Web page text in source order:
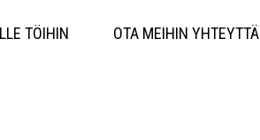
TÖIHIN OTA MEIHIN YHTEYTTÄ